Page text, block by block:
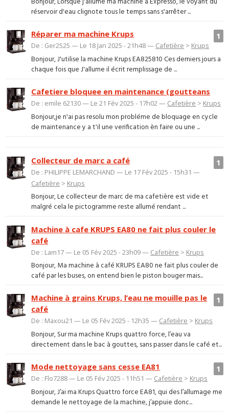
réservoir d'eau clignote tous le temps sans s'arrêter ...
1
Réparer ma machine Krups
De : Ger2525 — Le 18 Jan 2025 - 21h48 — Cafetière > Krups
Bonjour, J'utilise la machine Krups EA825810 Ces derniers jours a
chaque fois que J'allume il écrit remplissage de ...
Cafetiere bloquee en maintenance (goutteans
De : emile 62130 — Le 21 Fév 2025 - 17h02 — Cafetière > Krups
Bonjour,je n'ai pas resolu mon probléme de bloquage en cycle
de maintenance y a t'il une verification èn faire ou une ...
1
Collecteur de marc a café
De : PHILIPPE LEMARCHAND — Le 17 Fév 2025 - 15h31 —
Cafetière > Krups
Bonjour, Le collecteur de marc de ma cafetière est vide et
malgré cela le pictogramme reste allumé rendant ...
Machine à cafe KRUPS EA80 ne fait plus couler le
café
De : Lam17 — Le 05 Fév 2025 - 23h09 — Cafetière > Krups
Bonjour, Ma machine à café KRUPS EA80 ne fait plus couler de
café par les buses, on entend bien le piston bouger mais...
1
Machine à grains Krups, l’eau ne mouille pas le
café
De : Maxou21 — Le 05 Fév 2025 - 12h35 — Cafetière > Krups
Bonjour, Sur ma machine Krups quattro force, l’eau va
directement dans le bac à gouttes, sans passer dans le café et...
1
Mode nettoyage sans cesse EA81
De : Flo7288 — Le 05 Fév 2025 - 11h51 — Cafetière > Krups
Bonjour, J’ai ma Krups Quattro force EA81, qui des l’allumage me
demande le nettoyage de la machine, j’appuie donc...